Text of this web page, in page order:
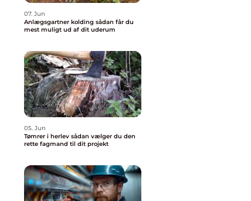
07. Jun
Anlægsgartner kolding sådan får du
mest muligt ud af dit uderum
05. Jun
Tømrer i herlev sådan vælger du den
rette fagmand til dit projekt